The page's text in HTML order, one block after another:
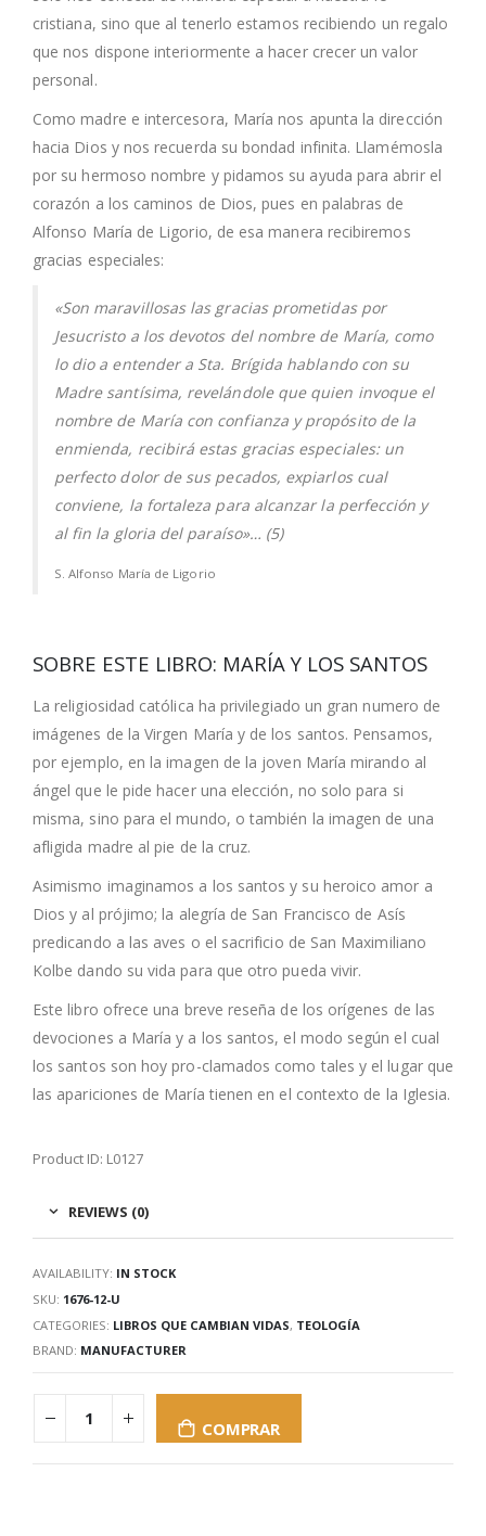
cristiana, sino que al tenerlo estamos recibiendo un regalo
que nos dispone interiormente a hacer crecer un valor
personal.
Como madre e intercesora, María nos apunta la dirección
hacia Dios y nos recuerda su bondad infinita. Llamémosla
por su hermoso nombre y pidamos su ayuda para abrir el
corazón a los caminos de Dios, pues en palabras de
Alfonso María de Ligorio, de esa manera recibiremos
gracias especiales:
«Son maravillosas las gracias prometidas por
Jesucristo a los devotos del nombre de María, como
lo dio a entender a Sta. Brígida hablando con su
Madre santísima, revelándole que quien invoque el
nombre de María con confianza y propósito de la
enmienda, recibirá estas gracias especiales: un
perfecto dolor de sus pecados, expiarlos cual
conviene, la fortaleza para alcanzar la perfección y
al fin la gloria del paraíso»… (5)
S. Alfonso María de Ligorio
SOBRE ESTE LIBRO: MARÍA Y LOS SANTOS
La religiosidad católica ha privilegiado un gran numero de
imágenes de la Virgen María y de los santos. Pensamos,
por ejemplo, en la imagen de la joven María mirando al
ángel que le pide hacer una elección, no solo para si
misma, sino para el mundo, o también la imagen de una
afligida madre al pie de la cruz.
Asimismo imaginamos a los santos y su heroico amor a
Dios y al prójimo; la alegría de San Francisco de Asís
predicando a las aves o el sacrificio de San Maximiliano
Kolbe dando su vida para que otro pueda vivir.
Este libro ofrece una breve reseña de los orígenes de las
devociones a María y a los santos, el modo según el cual
los santos son hoy pro-clamados como tales y el lugar que
las apariciones de María tienen en el contexto de la Iglesia.
Product ID: L0127
REVIEWS (0)
AVAILABILITY: IN STOCK
SKU: 1676-12-U
CATEGORIES: LIBROS QUE CAMBIAN VIDAS, TEOLOGÍA
BRAND: MANUFACTURER
COMPRAR